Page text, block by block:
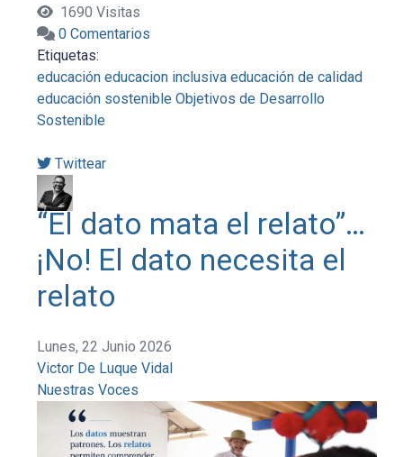
1690 Visitas
0 Comentarios
Etiquetas:
educación educacion inclusiva educación de calidad
educación sostenible Objetivos de Desarrollo
Sostenible
Twittear
“El dato mata el relato”…
¡No! El dato necesita el
relato
Lunes, 22 Junio 2026
Victor De Luque Vidal
Nuestras Voces